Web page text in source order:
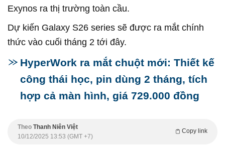
Exynos ra thị trường toàn cầu.
Dự kiến Galaxy S26 series sẽ được ra mắt chính
thức vào cuối tháng 2 tới đây.
HyperWork ra mắt chuột mới: Thiết kế
công thái học, pin dùng 2 tháng, tích
hợp cả màn hình, giá 729.000 đồng
Theo Thanh Niên Việt
Copy link
10/12/2025 13:53 (GMT +7)